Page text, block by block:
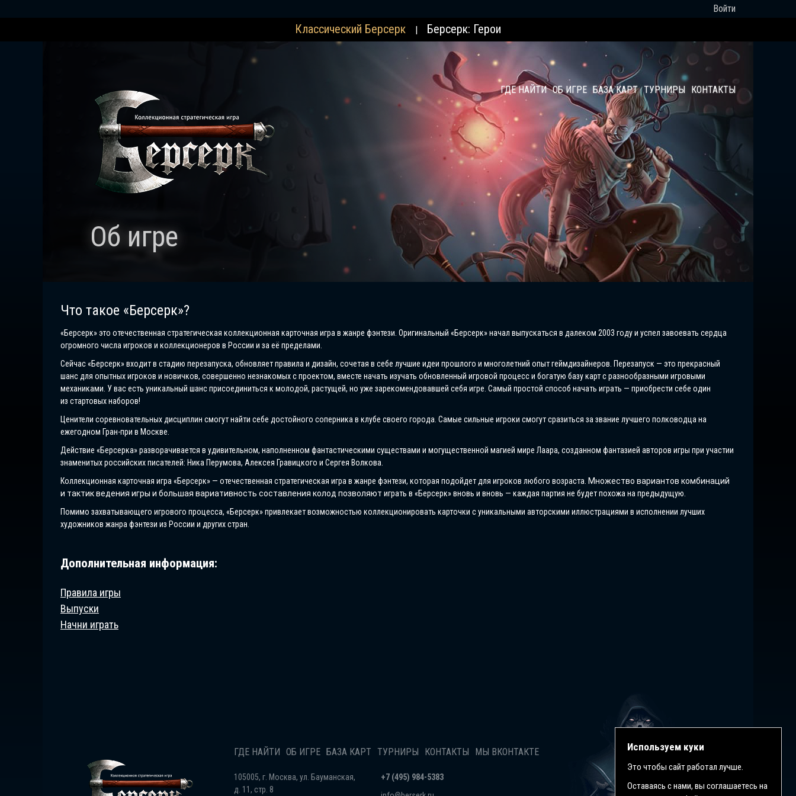
Классический Берсерк | Берсерк: Герои
Войти
Используем куки
Это чтобы сайт работал лучше.
Оставаясь с нами, вы соглашаетесь на
ГДЕ НАЙТИ ОБ ИГРЕ БАЗА КАРТ ТУРНИРЫ КОНТАКТЫ
Об игре
Что такое «Берсерк»?
«Берсерк» это отечественная стратегическая коллекционная карточная игра в жанре фэнтези. Оригинальный «Берсерк» начал выпускаться в далеком 2003 году и успел завоевать сердца
огромного числа игроков и коллекционеров в России и за её пределами.
Сейчас «Берсерк» входит в стадию перезапуска, обновляет правила и дизайн, сочетая в себе лучшие идеи прошлого и многолетний опыт геймдизайнеров. Перезапуск — это прекрасный
шанс для опытных игроков и новичков, совершенно незнакомых с проектом, вместе начать изучать обновленный игровой процесс и богатую базу карт с разнообразными игровыми
механиками. У вас есть уникальный шанс присоединиться к молодой, растущей, но уже зарекомендовавшей себя игре. Самый простой способ начать играть — приобрести себе один
из стартовых наборов!
Ценители соревновательных дисциплин смогут найти себе достойного соперника в клубе своего города. Самые сильные игроки смогут сразиться за звание лучшего полководца на
ежегодном Гран-при в Москве.
Действие «Берсерка» разворачивается в удивительном, наполненном фантастическими существами и могущественной магией мире Лаара, созданном фантазией авторов игры при участии
знаменитых российских писателей: Ника Перумова, Алексея Гравицкого и Сергея Волкова.
Коллекционная карточная игра «Берсерк» — отечественная стратегическая игра в жанре фэнтези, которая подойдет для игроков любого возраста. Множество вариантов комбинаций
и тактик ведения игры и большая вариативность составления колод позволяют играть в «Берсерк» вновь и вновь — каждая партия не будет похожа на предыдущую.
Помимо захватывающего игрового процесса, «Берсерк» привлекает возможностью коллекционировать карточки с уникальными авторскими иллюстрациями в исполнении лучших
художников жанра фэнтези из России и других стран.
Дополнительная информация:
Правила игры
Выпуски
Начни играть
ГДЕ НАЙТИ ОБ ИГРЕ БАЗА КАРТ ТУРНИРЫ КОНТАКТЫ МЫ ВКОНТАКТЕ
105005, г. Москва, ул. Бауманская,
д. 11, стр. 8
+7 (495) 984-5383